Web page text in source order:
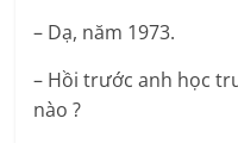
– Dạ, năm 1973.
– Hồi trước anh học
nào ?